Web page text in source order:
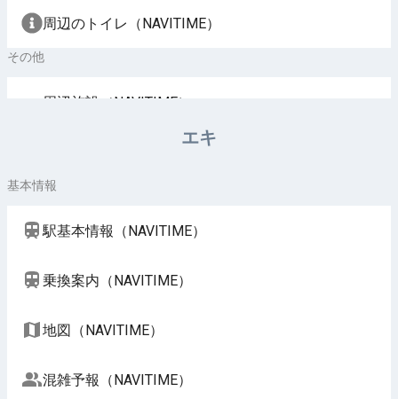
周辺のトイレ（NAVITIME）
その他
周辺施設（NAVITIME）
エキ
基本情報
駅基本情報（NAVITIME）
乗換案内（NAVITIME）
地図（NAVITIME）
混雑予報（NAVITIME）